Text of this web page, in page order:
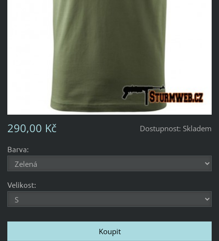
Dostupnost: Skladem
290,00 Kč
Barva:
Velikost: